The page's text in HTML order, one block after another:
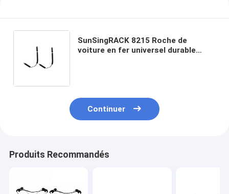
SunSingRACK 8215 Roche de
voiture en fer universel durable
Continuer
Produits Recommandés